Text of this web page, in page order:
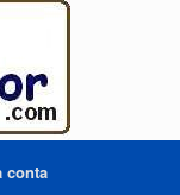
conta